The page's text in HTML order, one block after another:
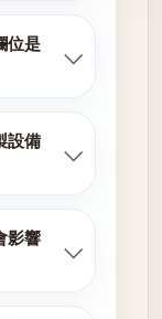
位是
設備
影響